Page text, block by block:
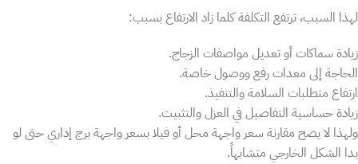
لهذا السبب، ترتفع التكلفة كلما زاد الارتفاع بسبب:
زيادة سماكات أو تعديل مواصفات الزجاج.
الحاجة إلى معدات رفع ووصول خاصة.
ارتفاع متطلبات السلامة والتنفيذ.
زيادة حساسية التفاصيل في العزل والتثبيت.
ولهذا لا يصح مقارنة سعر واجهة محل أو فيلا بسعر واجهة برج إداري حتى لو
بدا الشكل الخارجي متشابهاً.